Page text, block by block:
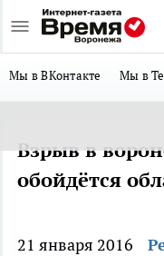
Мы в ВКонтакте Мы в
Взрыв в
обойдётся
21 января 2016